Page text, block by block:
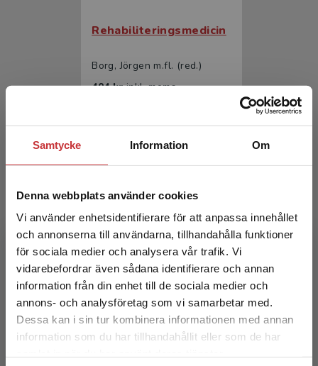
Samtycke Information Om
Denna webbplats använder cookies
Vi använder enhetsidentifierare för att anpassa innehållet
och annonserna till användarna, tillhandahålla funktioner
för sociala medier och analysera vår trafik. Vi
vidarebefordrar även sådana identifierare och annan
information från din enhet till de sociala medier och
annons- och analysföretag som vi samarbetar med.
Dessa kan i sin tur kombinera informationen med annan
information som du har tillhandahållit eller som de har
Begränsad fraktregion
Det verkar som att du besöker
studentlitteratur.se via en enhet utanför Sverige.
Rehabiliteringsmedicin
Borg, Jörgen m.fl. (red.)
404 krinkl. moms
Rehabiliteringsmedicin
633 krinkl. moms
Exkl. moms: 597 kr